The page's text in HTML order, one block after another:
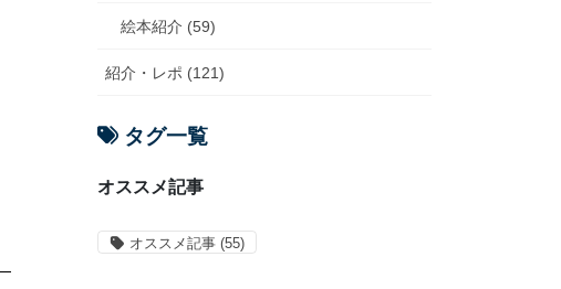
絵本紹介 (59)
紹介・レポ (121)
タグ一覧
オススメ記事
オススメ記事 (55)